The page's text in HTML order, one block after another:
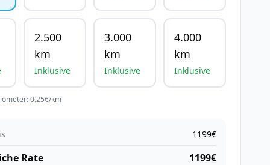
2.500
km
Inklusive
3.000
km
Inklusive
4.000
km
Inklusive
0.25€/km
1199€
Rate 1199€